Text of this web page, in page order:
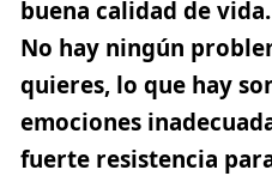
buena calidad de vida.
No hay ningún
quieres, lo que hay
emociones
fuerte resistencia